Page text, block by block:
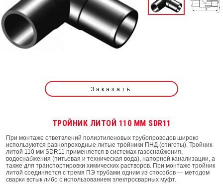
Заказать
ТРОЙНИК ЛИТОЙ 110 ММ SDR11
При монтаже ответвлений полиэтиленовых трубопроводов широко
используются равнопроходные литые тройники ПНД (спиготы). Тройник
литой 110 мм SDR11 применяется в системах газоснабжения,
водоснабжения (питьевая и техническая вода), напорной канализации, а
также для транспортировки химических растворов. При монтаже тройник
литой соединяется с тремя ПЭ трубами одним из способов — методом
сварки встык либо с использованием электросварных муфт.